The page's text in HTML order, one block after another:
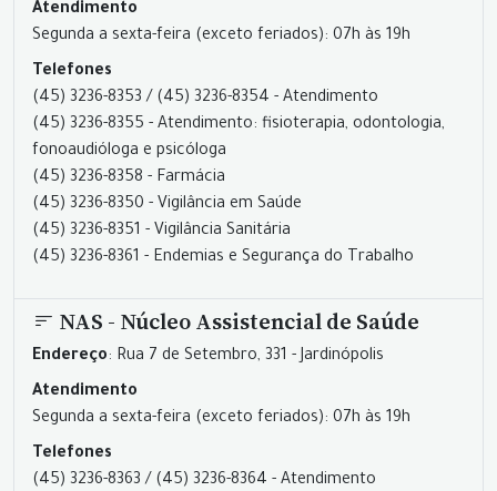
Atendimento
Segunda a sexta-feira (exceto feriados): 07h às 19h
Telefones
(45) 3236-8353 / (45) 3236-8354 - Atendimento
(45) 3236-8355 - Atendimento: fisioterapia, odontologia,
fonoaudióloga e psicóloga
(45) 3236-8358 - Farmácia
(45) 3236-8350 - Vigilância em Saúde
(45) 3236-8351 - Vigilância Sanitária
(45) 3236-8361 - Endemias e Segurança do Trabalho
NAS - Núcleo Assistencial de Saúde
Endereço: Rua 7 de Setembro, 331 - Jardinópolis
Atendimento
Segunda a sexta-feira (exceto feriados): 07h às 19h
Telefones
(45) 3236-8363 / (45) 3236-8364 - Atendimento